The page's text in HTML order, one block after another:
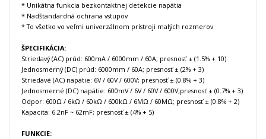
* Unikátna funkcia bezkontaktnej detekcie napätia
* Nadštandardná ochrana vstupov
* To všetko vo veľmi univerzálnom prístroji malých rozmerov
ŠPECIFIKÁCIA:
Striedavý (AC) prúd: 600mA / 6000mm / 60A; presnosť ± (1.5% + 10)
Jednosmerný (DC) prúd: 6000mm / 60A; presnosť ± (2% + 3)
Striedavé (AC) napätie: 6V / 60V / 600V; presnosť ± (0.8% + 3)
Jednosmerné (DC) napätie: 600mV / 6V / 60V / 600V;presnosť ± (0.7% + 3)
Odpor: 600Ω / 6kΩ / 60kΩ / 600kΩ / 6MΩ / 60MΩ; presnosť ± (0.8% + 2)
Kapacita: 6.2nF ~ 62mF; presnosť ± (4% + 5)
FUNKCIE: